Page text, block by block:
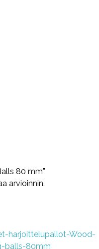
80 mm”
arvioinnin.